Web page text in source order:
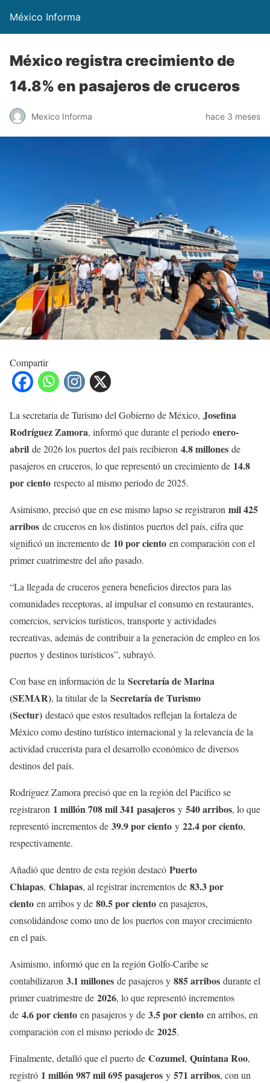
México Informa
México registra crecimiento de
14.8% en pasajeros de cruceros
Mexico Informa hace 3 meses
Compartir
La secretaria de Turismo del Gobierno de México, Josefina
Rodríguez Zamora, informó que durante el periodo enero-
abril de 2026 los puertos del país recibieron 4.8 millones de
pasajeros en cruceros, lo que representó un crecimiento de 14.8
por ciento respecto al mismo periodo de 2025.
Asimismo, precisó que en ese mismo lapso se registraron mil 425
arribos de cruceros en los distintos puertos del país, cifra que
significó un incremento de 10 por ciento en comparación con el
primer cuatrimestre del año pasado.
“La llegada de cruceros genera beneficios directos para las
comunidades receptoras, al impulsar el consumo en restaurantes,
comercios, servicios turísticos, transporte y actividades
recreativas, además de contribuir a la generación de empleo en los
puertos y destinos turísticos”, subrayó.
Con base en información de la Secretaría de Marina
(SEMAR), la titular de la Secretaría de Turismo
(Sectur) destacó que estos resultados reflejan la fortaleza de
México como destino turístico internacional y la relevancia de la
actividad crucerista para el desarrollo económico de diversos
destinos del país.
Rodríguez Zamora precisó que en la región del Pacífico se
registraron 1 millón 708 mil 341 pasajeros y 540 arribos, lo que
representó incrementos de 39.9 por ciento y 22.4 por ciento,
respectivamente.
Añadió que dentro de esta región destacó Puerto
Chiapas, Chiapas, al registrar incrementos de 83.3 por
ciento en arribos y de 80.5 por ciento en pasajeros,
consolidándose como uno de los puertos con mayor crecimiento
en el país.
Asimismo, informó que en la región Golfo-Caribe se
contabilizaron 3.1 millones de pasajeros y 885 arribos durante el
primer cuatrimestre de 2026, lo que representó incrementos
de 4.6 por ciento en pasajeros y de 3.5 por ciento en arribos, en
comparación con el mismo periodo de 2025.
Finalmente, detalló que el puerto de Cozumel, Quintana Roo,
registró 1 millón 987 mil 695 pasajeros y 571 arribos, con un